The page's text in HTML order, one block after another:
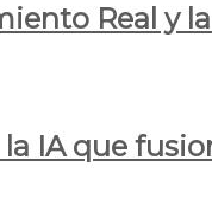
Real y
IA que